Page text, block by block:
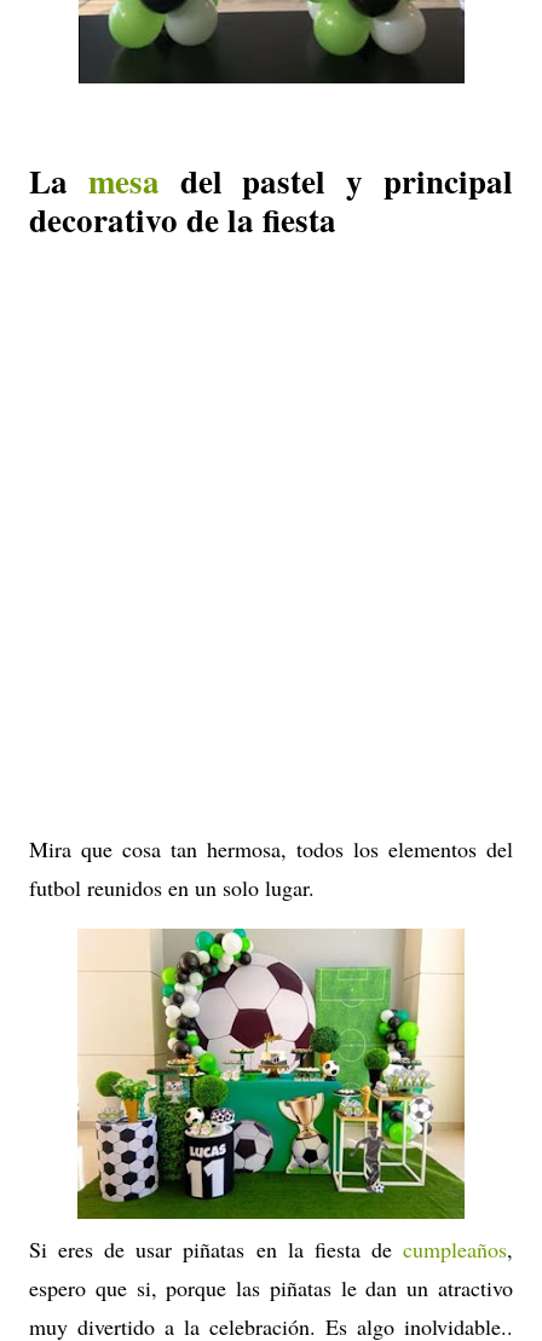
La mesa del pastel y principal
decorativo de la fiesta
Mira que cosa tan hermosa, todos los elementos del
futbol reunidos en un solo lugar.
Si eres de usar piñatas en la fiesta de cumpleaños,
espero que si, porque las piñatas le dan un atractivo
muy divertido a la celebración. Es algo inolvidable..